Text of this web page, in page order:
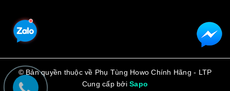
© Bản quyền thuộc về Phụ Tùng Howo Chính Hãng - LTP
Cung cấp bởiSapo